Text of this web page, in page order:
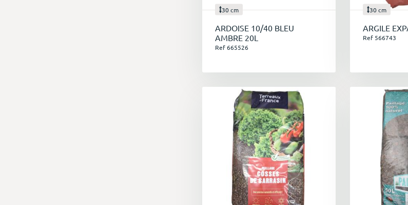
naturels et écologiques, tels que :
microbienne du sol.
Écorces de pin :paillage décoratif et durable,
Plaquettes d'aulne :
matériau naturel et
bassins.
Terreau méditerranéen et terre de Bruyère :
Pour les plantes qui ont des besoins spécifiques,
30 cm
ARDOISE 10/40 BLEU
AMBRE 20L
Ref 665526
30 cm
ARGILE
Ref 566743